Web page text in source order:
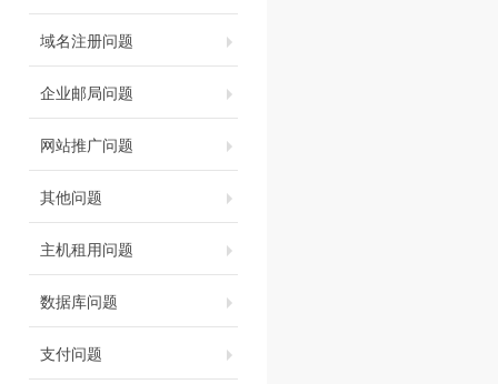
域名注册问题
企业邮局问题
网站推广问题
其他问题
主机租用问题
数据库问题
支付问题